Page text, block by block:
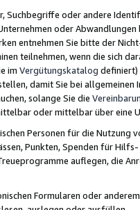
Suchbegriffe oder andere
oder
entnehmen Sie bitte der
teilnehmen, wenn die sich
im Vergütungskatalog definiert)
damit Sie bei
solange Sie die
oder mittelbar über eine
Personen für die Nutzung
Punkten, Spenden für
auflegen, die
Formularen oder